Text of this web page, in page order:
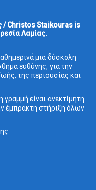
/ Christos Staikouras is
Λαμίας.
μια δύσκολη
ευθύνης, για την
της περιουσίας και
είναι ανεκτίμητη
έμπρακτη στήριξη όλων
Avata